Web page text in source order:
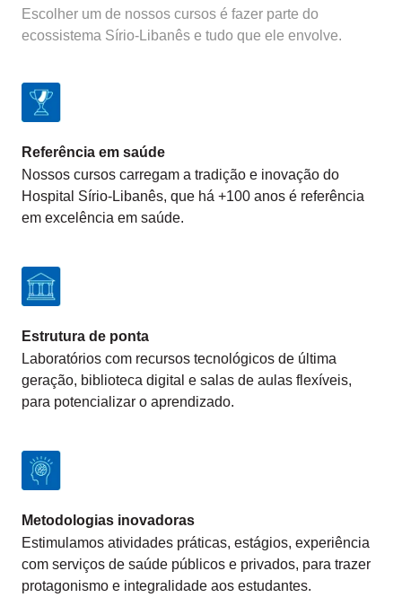
Escolher um de nossos cursos é fazer parte do
ecossistema Sírio-Libanês e tudo que ele envolve.
Referência em saúde
Nossos cursos carregam a tradição e inovação do
Hospital Sírio-Libanês, que há +100 anos é referência
em excelência em saúde.
Estrutura de ponta
Laboratórios com recursos tecnológicos de última
geração, biblioteca digital e salas de aulas flexíveis,
para potencializar o aprendizado.
Metodologias inovadoras
Estimulamos atividades práticas, estágios, experiência
com serviços de saúde públicos e privados, para trazer
protagonismo e integralidade aos estudantes.